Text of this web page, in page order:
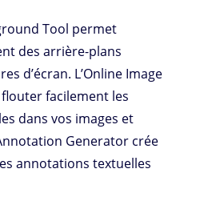
Tool permet
des arrière-plans
d’écran. L’Online Image
facilement les
dans vos images et
Generator crée
annotations textuelles